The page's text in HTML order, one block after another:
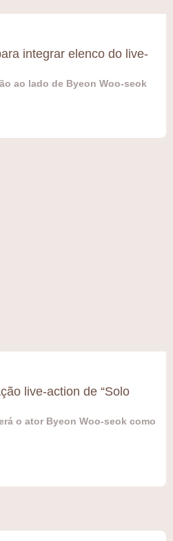
integrar elenco do live-
ao lado de Byeon Woo-seok
live-action de “Solo
o ator Byeon Woo-seok como